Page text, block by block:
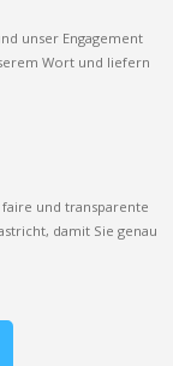
unser Engagement
Wort und liefern
und transparente
damit Sie genau